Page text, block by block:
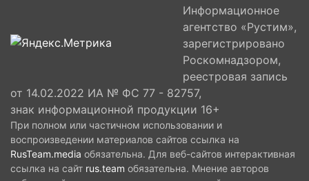
Информационное
агентство «Рустим»,
зарегистрировано
Роскомнадзором,
реестровая запись
от 14.02.2022 ИА № ФС 77 - 82757,
знак информационной продукции 16+
При полном или частичном использовании и
воспроизведении материалов сайтов ссылка на
RusTeam.media обязательна. Для веб-сайтов интерактивная
ссылка на сайт rus.team обязательна. Мнение авторов